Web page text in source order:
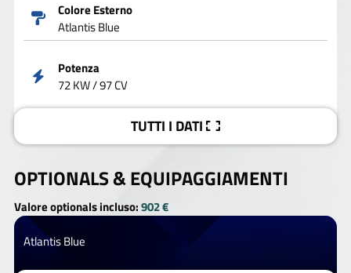
Colore Esterno
Atlantis Blue
Potenza
72 KW / 97 CV
TUTTI I DATI
OPTIONALS &EQUIPAGGIAMENTI
Valore optionals incluso:902 €
Atlantis Blue